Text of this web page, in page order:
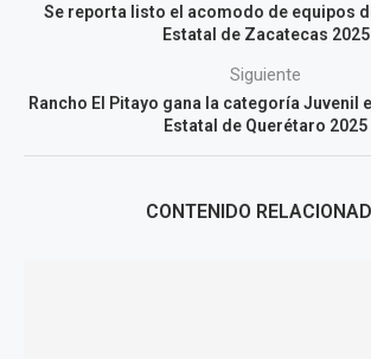
Se reporta listo el acomodo de equipos
Estatal de Zacatecas 2025
Siguiente
Rancho El Pitayo gana la categoría Juvenil
Estatal de Querétaro 2025
CONTENIDO